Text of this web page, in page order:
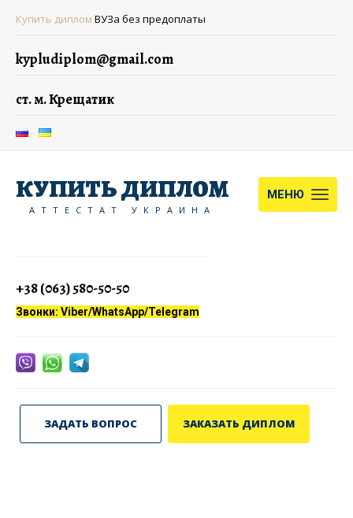
Купить диплом ВУЗа без предоплаты
kypludiplom@gmail.com
ст. м. Крещатик
+38 (063) 580-50-50
Звонки: Viber/WhatsApp/Telegram
КУПИТЬ ДИПЛОМ
АТТЕСТАТ УКРАИНА
МЕНЮ
ЗАДАТЬ ВОПРОС ЗАКАЗАТЬ ДИПЛОМ